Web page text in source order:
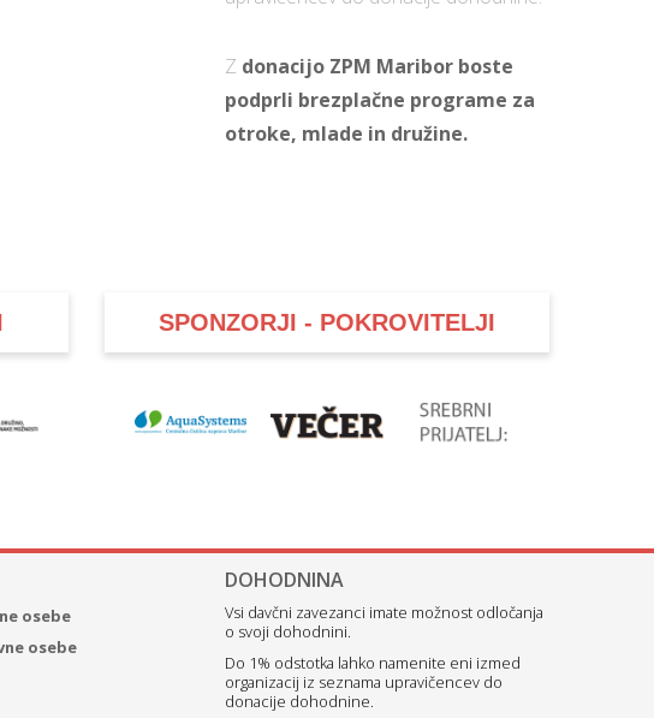
Z donacijo ZPM Maribor boste
podprli brezplačne programe za
otroke, mlade in družine.
SPONZORJI - POKROVITELJI
osebe
osebe
DOHODNINA
Vsi davčni zavezanci imate možnost odločanja
o svoji dohodnini.
Do 1% odstotka lahko namenite eni izmed
organizacij iz seznama upravičencev do
donacije dohodnine.